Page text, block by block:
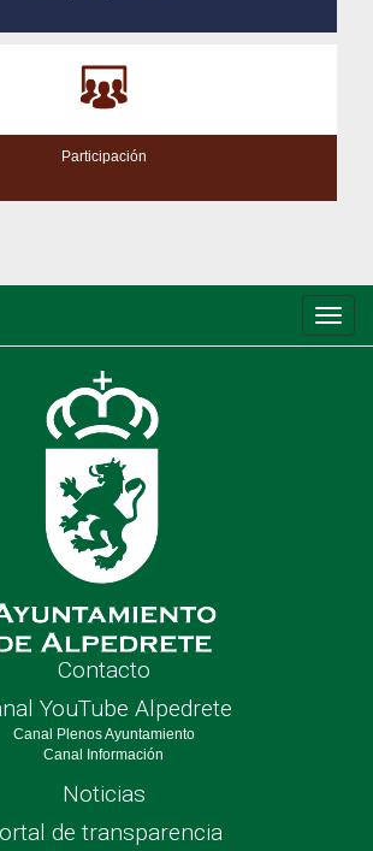
Participación
de
Contacto
YouTube Alpedrete
Canal Plenos Ayuntamiento
Canal Información
Noticias
de transparencia